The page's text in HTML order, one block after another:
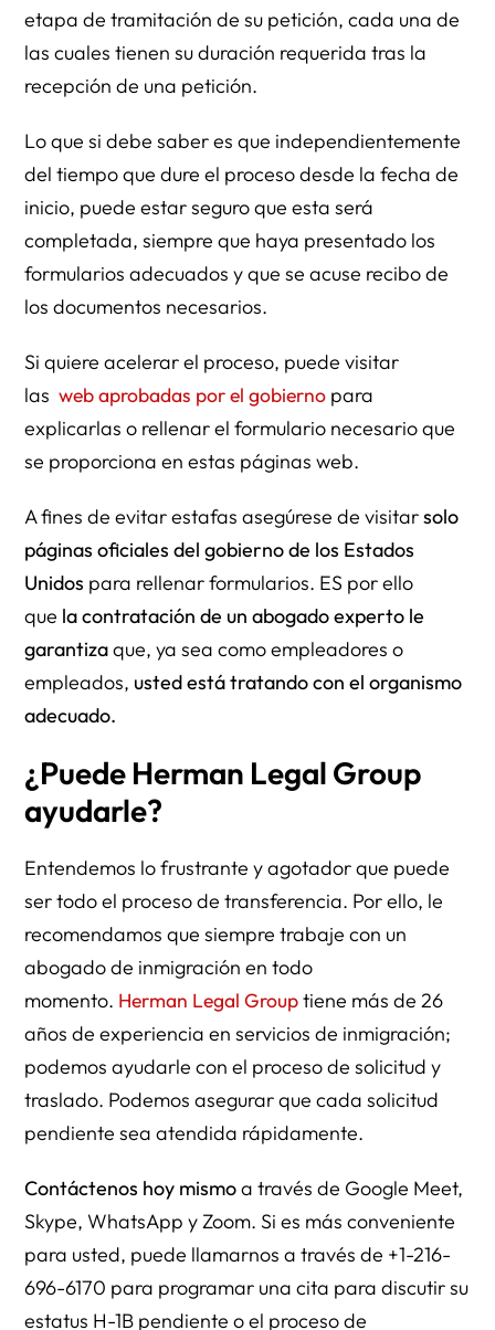
etapa de tramitación de su petición, cada una de
las cuales tienen su duración requerida tras la
recepción de una petición.
Lo que si debe saber es que independientemente
del tiempo que dure el proceso desde la fecha de
inicio, puede estar seguro que esta será
completada, siempre que haya presentado los
formularios adecuados y que se acuse recibo de
los documentos necesarios.
Si quiere acelerar el proceso, puede visitar
lasweb aprobadas por el gobierno para
explicarlas o rellenar el formulario necesario que
se proporciona en estas páginas web.
A fines de evitar estafas asegúrese de visitarsolo
páginas oficiales del gobierno de los Estados
Unidos para rellenar formularios. ES por ello
que la contratación de un abogado experto le
garantizaque, ya sea como empleadores o
empleados, usted está tratando con el organismo
adecuado.
¿Puede Herman Legal Group
ayudarle?
Entendemos lo frustrante y agotador que puede
ser todo el proceso de transferencia. Por ello, le
recomendamos que siempre trabaje con un
abogado de inmigración en todo
momento. Herman Legal Grouptiene más de 26
años de experiencia en servicios de inmigración;
podemos ayudarle con el proceso de solicitud y
traslado. Podemos asegurar que cada solicitud
pendiente sea atendida rápidamente.
Contáctenos hoy mismoa través de Google Meet,
Skype, WhatsApp y Zoom. Si es más conveniente
para usted, puede llamarnos a través de +1-216-
696-6170 para programar una cita para discutir su
estatus H-1B pendiente o el proceso de